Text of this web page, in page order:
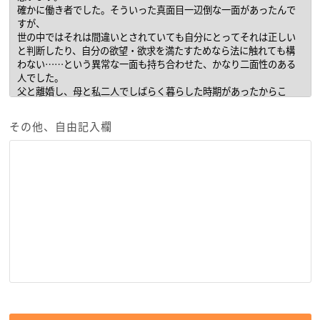
その他、自由記入欄